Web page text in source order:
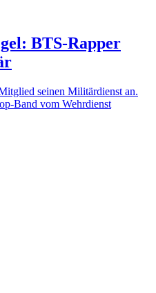
BTS-Rapper
seinen Militärdienst an.
Band vom Wehrdienst